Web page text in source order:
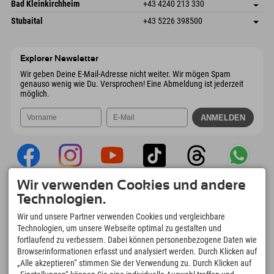
Österreich
Buchen
Österreich
Buchen
Bad Kleinkirchheim +43 4240 213 330
Dorfstraße 24
9546 Bad Kleinkirchheim
Adresse speichern
Anreiseinfos
Stubaital +43 5226 398500
Explorer Newsletter
Wir geben Deine E-Mail-Adresse nicht weiter. Wir mögen Spam
genauso wenig wie Du. Versprochen! Eine Abmeldung ist jederzeit
möglich.
Explorer App
Upload Deiner #ExplorerMoments, Mein
Explorer To Go mit Buchungsübersicht,
Bucketlist, Restaurantübersicht uvm. Jetzt
downloaden!
Wir verwenden Cookies und andere
Technologien.
Wir und unsere Partner verwenden Cookies und vergleichbare
Technologien, um unsere Webseite optimal zu gestalten und
fortlaufend zu verbessern. Dabei können personenbezogene Daten wie
Browserinformationen erfasst und analysiert werden. Durch Klicken auf
„Alle akzeptieren“ stimmen Sie der Verwendung zu. Durch Klicken auf